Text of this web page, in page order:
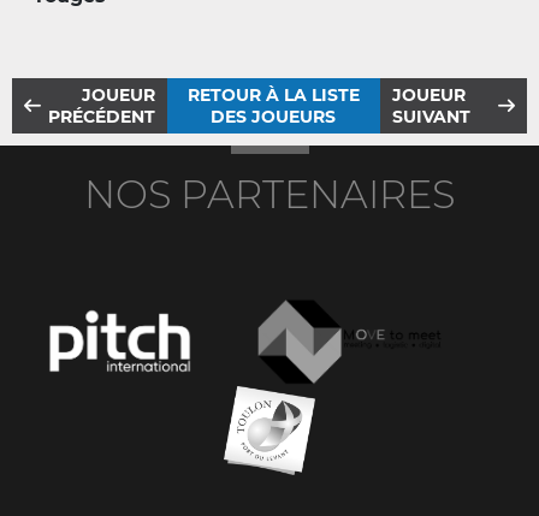
JOUEUR
PRÉCÉDENT
RETOUR À LA LISTE
DES JOUEURS
JOUEUR
SUIVANT
NOS PARTENAIRES